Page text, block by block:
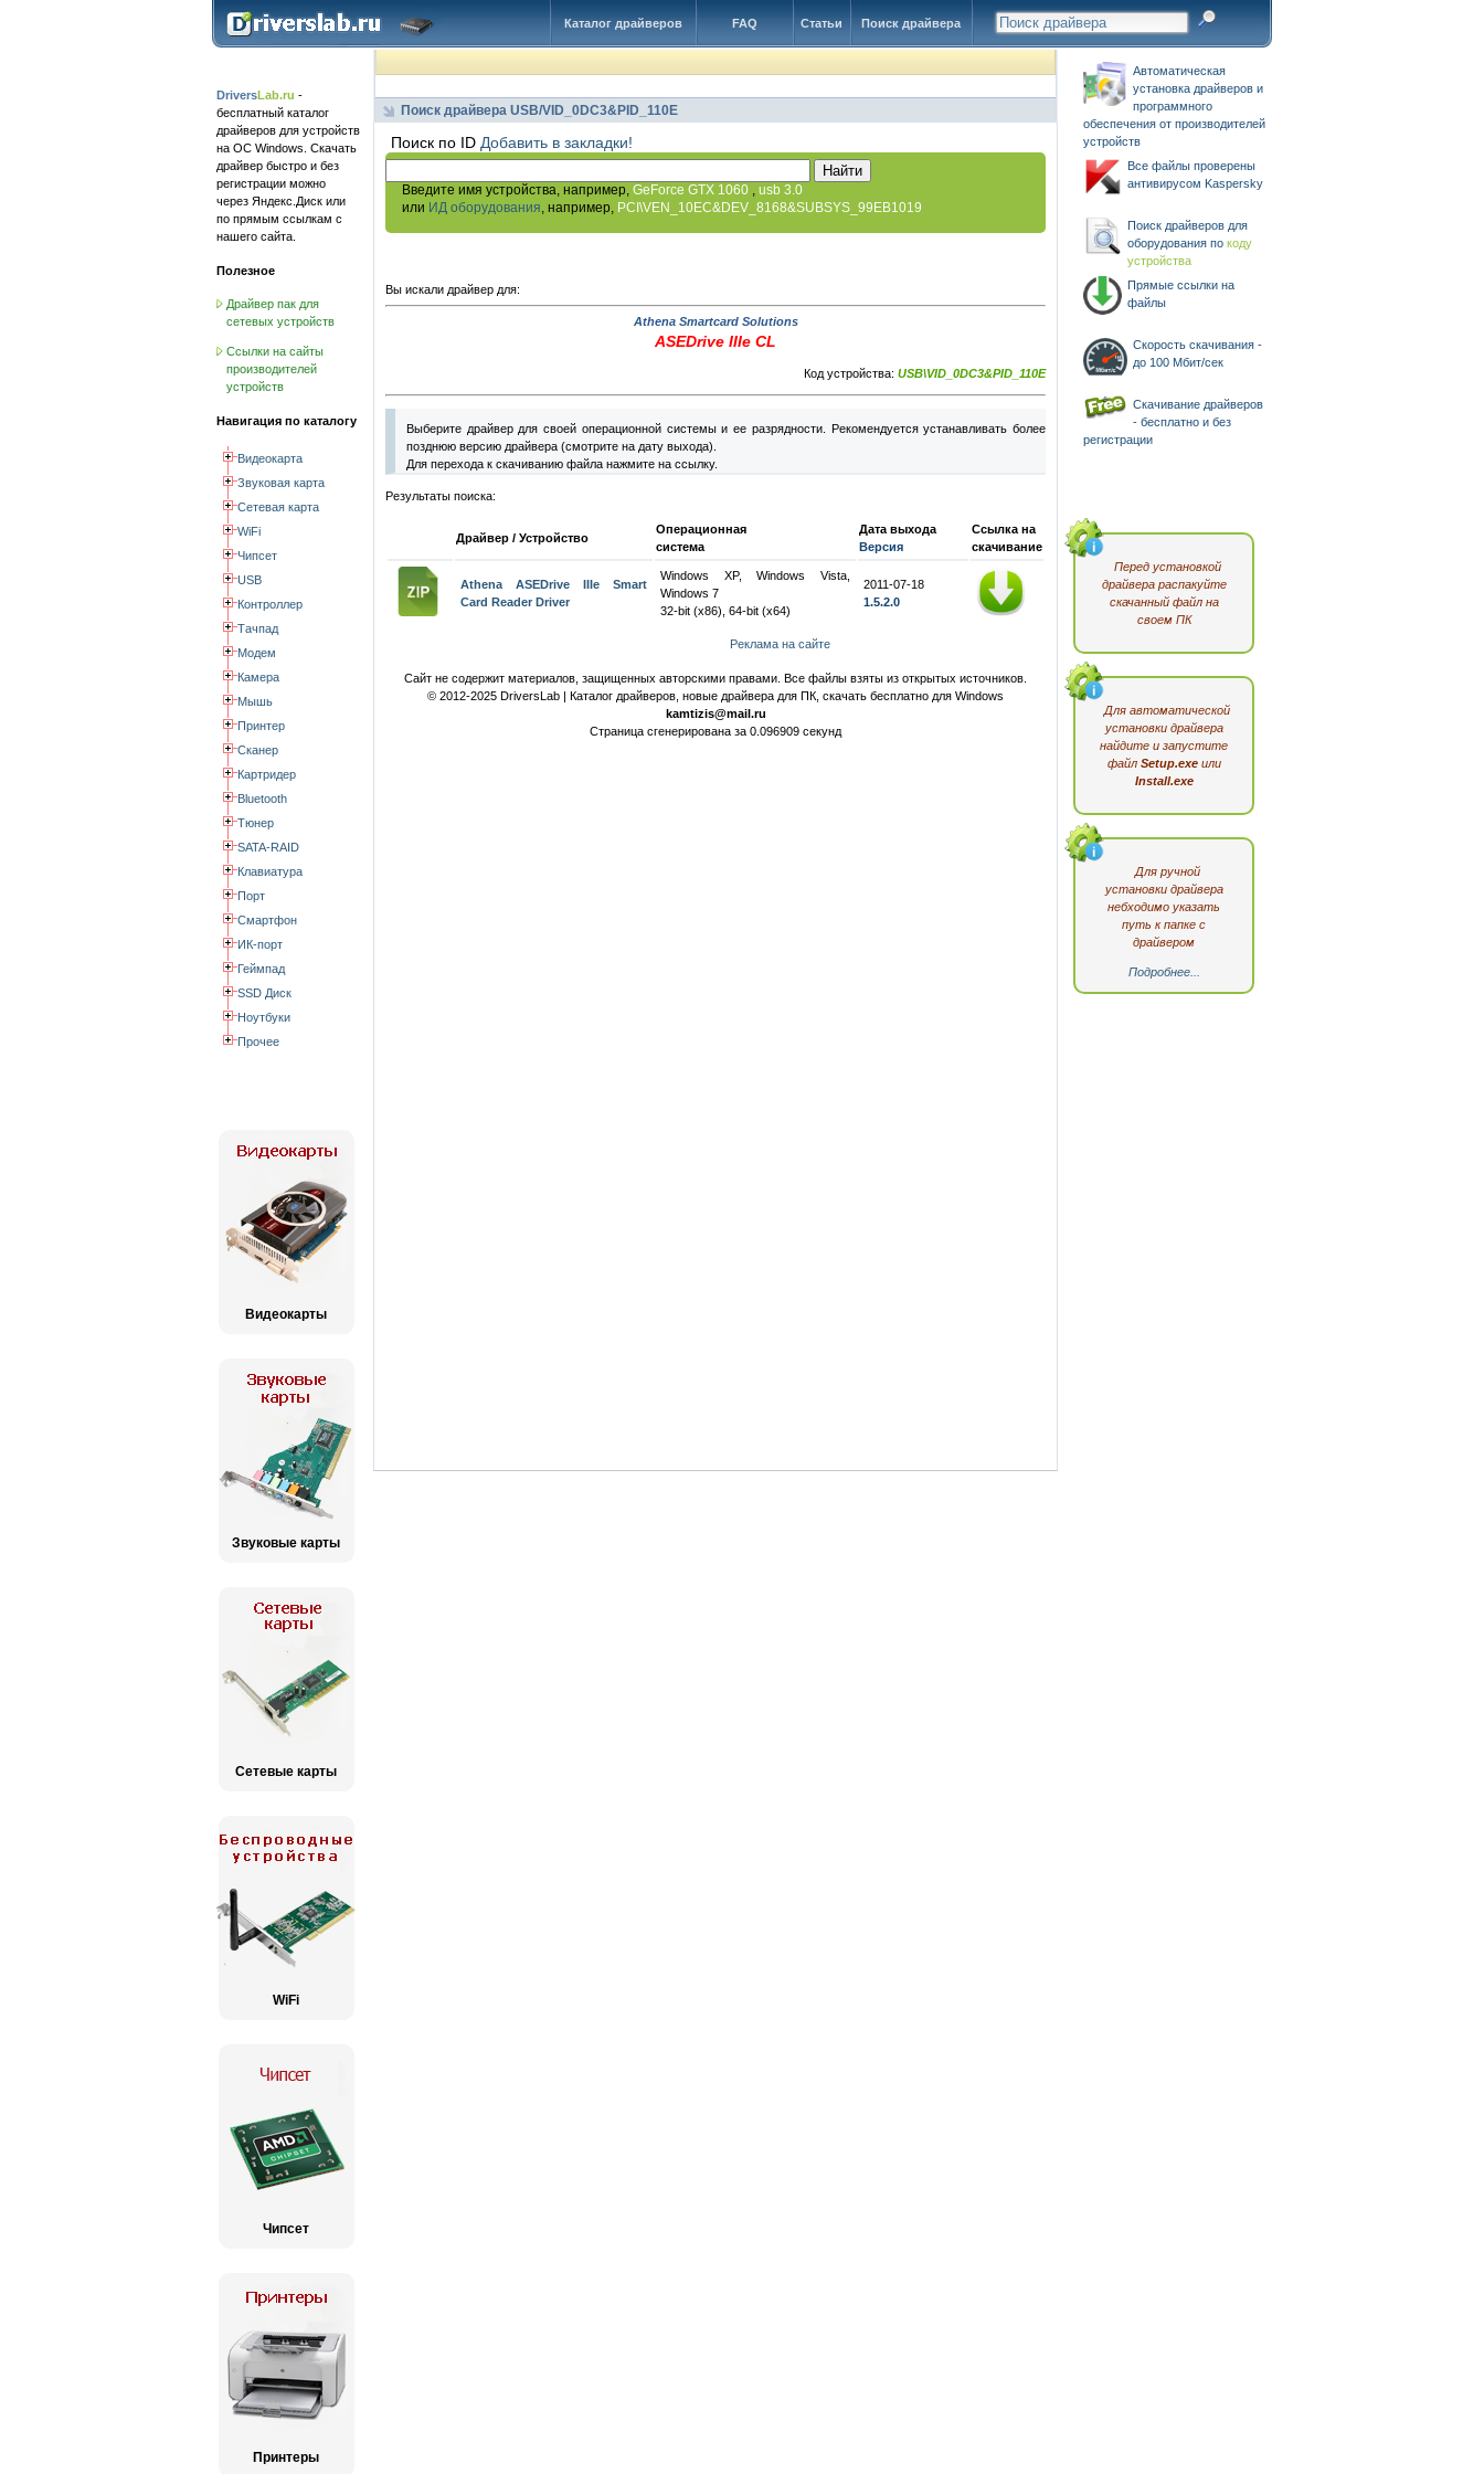
Поиск драйвера
Статьи
FAQ
Каталог драйверов
DriversLab.ru -
бесплатный каталог
драйверов для устройств
на ОС Windows. Скачать
драйвер быстро и без
регистрации можно
через Яндекс.Диск или
по прямым ссылкам с
нашего сайта.
Полезное
Драйвер пак для
сетевых устройств
Ссылки на сайты
производителей
устройств
Навигация по каталогу
Видеокарта
Звуковая карта
Сетевая карта
WiFi
Чипсет
USB
Контроллер
Тачпад
Модем
Камера
Мышь
Принтер
Сканер
Картридер
Bluetooth
Тюнер
SATA-RAID
Клавиатура
Порт
Смартфон
ИК-порт
Геймпад
SSD Диск
Ноутбуки
Прочее
Видеокарты
Звуковые карты
Сетевые карты
WiFi
Чипсет
Принтеры
Автоматическая
установка драйверов и
программного
обеспечения от производителей
устройств
Все файлы проверены
антивирусом Kaspersky
Поиск драйверов для
оборудования по коду
устройства
Прямые ссылки на
файлы
Скорость скачивания -
до 100 Мбит/сек
Скачивание драйверов
- бесплатно и без
регистрации
Перед установкой
драйвера распакуйте
скачанный файл на
своем ПК
Для автоматической
установки драйвера
найдите и запустите
файл Setup.exeили
Install.exe
Для ручной
установки драйвера
небходимо указать
путь к папке с
драйвером
Подробнее...
Поиск драйвера USB/VID_0DC3&PID_110E
Поиск по ID Добавить в закладки!
Введите имя устройства, например, GeForce GTX 1060 , usb 3.0
или ИД оборудования, например, PCI\VEN_10EC&DEV_8168&SUBSYS_99EB1019
Вы искали драйвер для:
Athena Smartcard Solutions
ASEDrive IIIe CL
Код устройства: USB\VID_0DC3&PID_110E
Выберите драйвер для своей операционной системы и ее разрядности. Рекомендуется устанавливать более
позднюю версию драйвера (смотрите на дату выхода).
Для перехода к скачиванию файла нажмите на ссылку.
Результаты поиска:
Драйвер / Устройство
Операционная
система
Дата выхода
Версия
Ссылка на
скачивание
Athena ASEDrive IIIe Smart
Card Reader Driver
Windows XP, Windows Vista,
Windows 7
32-bit (x86), 64-bit (x64)
2011-07-18
1.5.2.0
Реклама на сайте
Сайт не содержит материалов, защищенных авторскими правами. Все файлы взяты из открытых источников.
© 2012-2025 DriversLab | Каталог драйверов, новые драйвера для ПК, скачать бесплатно для Windows
kamtizis@mail.ru
Страница сгенерирована за 0.096909 секунд